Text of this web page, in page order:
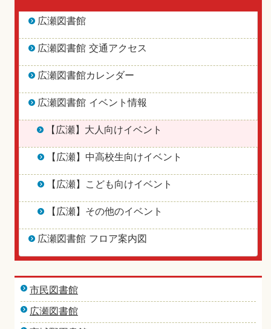
広瀬図書館
広瀬図書館 交通アクセス
広瀬図書館カレンダー
広瀬図書館 イベント情報
【広瀬】大人向けイベント
【広瀬】中高校生向けイベント
【広瀬】こども向けイベント
【広瀬】その他のイベント
広瀬図書館 フロア案内図
市民図書館
広瀬図書館